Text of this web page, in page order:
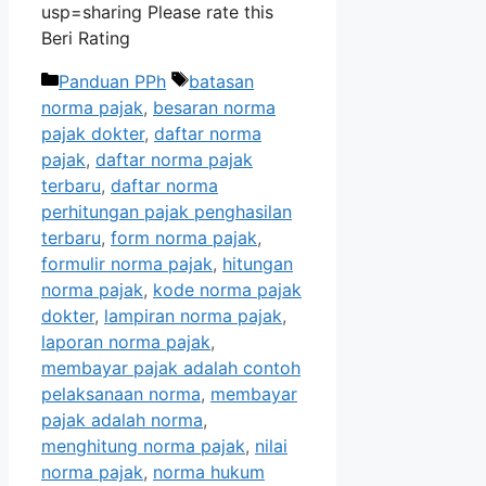
usp=sharing Please rate this
Beri Rating
Kategori
Panduan PPh Tag
batasan
norma pajak, besaran norma
pajak dokter, daftar norma
pajak, daftar norma pajak
terbaru, daftar norma
perhitungan pajak penghasilan
terbaru, form norma pajak,
formulir norma pajak, hitungan
norma pajak, kode norma pajak
dokter, lampiran norma pajak,
laporan norma pajak,
membayar pajak adalah contoh
pelaksanaan norma, membayar
pajak adalah norma,
menghitung norma pajak, nilai
norma pajak, norma hukum